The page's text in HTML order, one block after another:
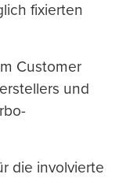
fixierten
Customer
und
die involvierte